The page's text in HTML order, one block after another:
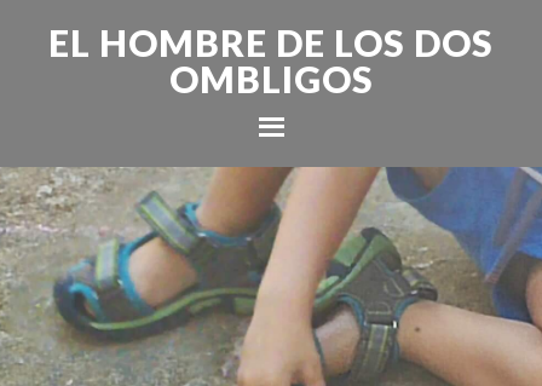
EL HOMBRE DE LOS DOS
OMBLIGOS